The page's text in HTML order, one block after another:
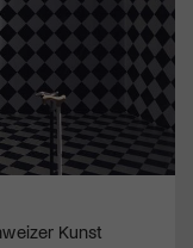
Kunst